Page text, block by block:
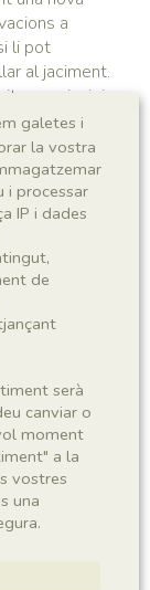
a
li pot
al jaciment.
a principis
Arxiu
comunicar-
li comenta
de
trobava a
Per tot
fins
una
els trajectes
participació
de
les
galetes i
la vostra
i processar
IP i dades
de
serà
canviar o
moment
a la
vostres
una